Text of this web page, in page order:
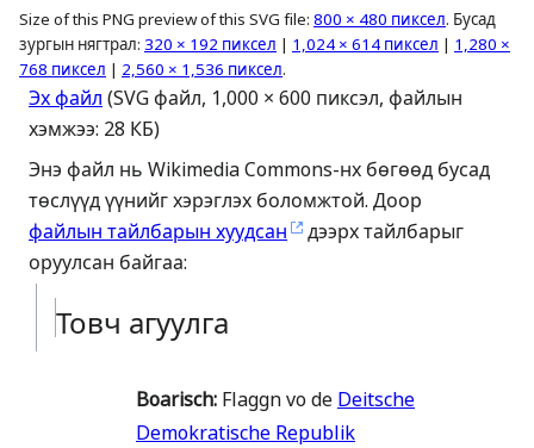
Size of this PNG preview of this SVG file:800 × 480 пиксел Бусад
зургын нягтрал: 320 × 192 пиксел | 1,024 × 614 пиксел | 1,280 ×
768 пиксел | 2,560 × 1,536 пиксел
Эх файл(SVG файл, 1,000 × 600 пиксэл, файлын
хэмжээ: 28 КБ)
Энэ файл нь Wikimedia Commons-нх бөгөөд бусад
төслүүд үүнийг хэрэглэх боломжтой. Доор
файлын тайлбарын хуудсан
дээрх тайлбарыг
оруулсан байгаа:
Товч агуулга
Boarisch:Flaggn vo deDeitsche
Demokratische Republik